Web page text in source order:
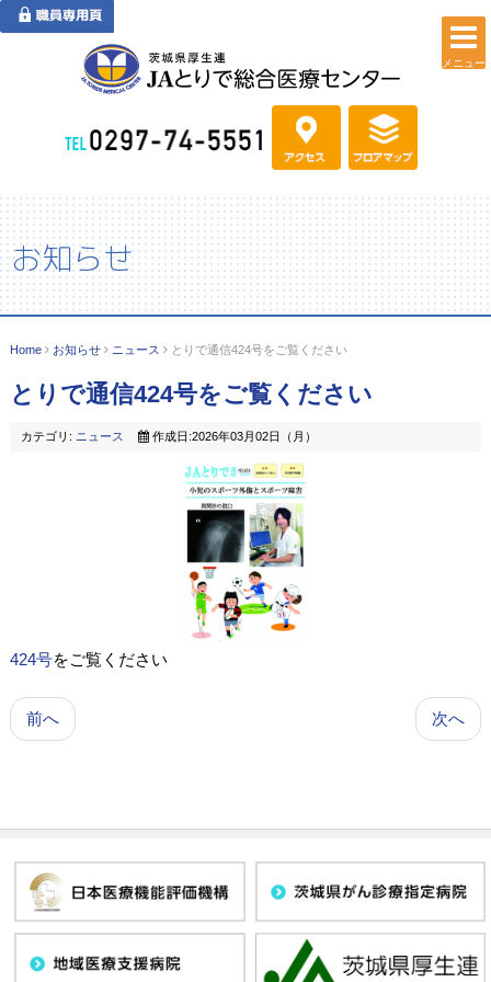
メニュー
お知らせ
Home お知らせ ニュース とりで通信424号をご覧ください
とりで通信424号をご覧ください
カテゴリ: ニュース 作成日:2026年03月02日（月）
424号をご覧ください
前へ 次へ